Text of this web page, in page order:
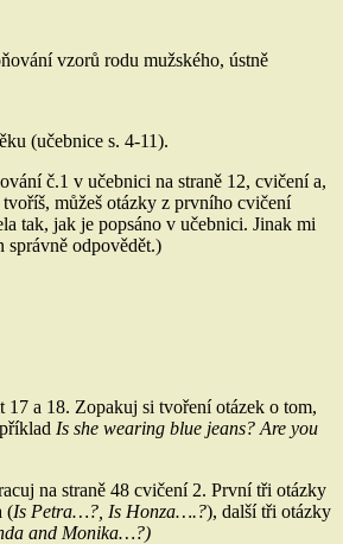
vzorů rodu mužského, ústně
(učebnice s. 4-11).
č.1 v učebnici na straně 12, cvičení a,
tvoříš, můžeš otázky z prvního cvičení
tak, jak je popsáno v učebnici. Jinak mi
správně odpovědět.)
a 18. Zopakuj si tvoření otázek o tom,
Is she wearing blue jeans? Are you
na straně 48 cvičení 2. První tři otázky
(Is Petra…?, Is Honza….?), další tři otázky
and Monika…?)